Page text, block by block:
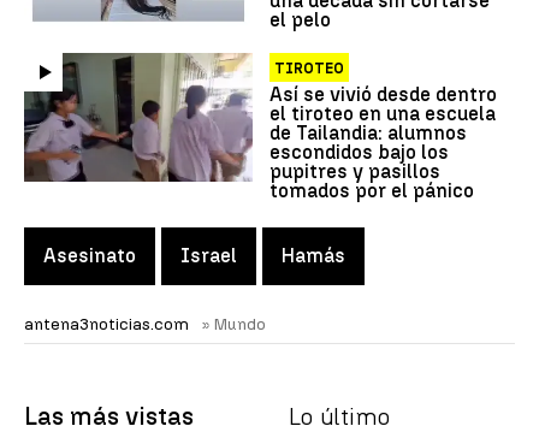
el pelo
TIROTEO
Así se vivió desde dentro
el tiroteo en una escuela
de Tailandia: alumnos
escondidos bajo los
pupitres y pasillos
tomados por el pánico
Asesinato Israel Hamás
antena3noticias.com » Mundo
Las más vistas Lo último